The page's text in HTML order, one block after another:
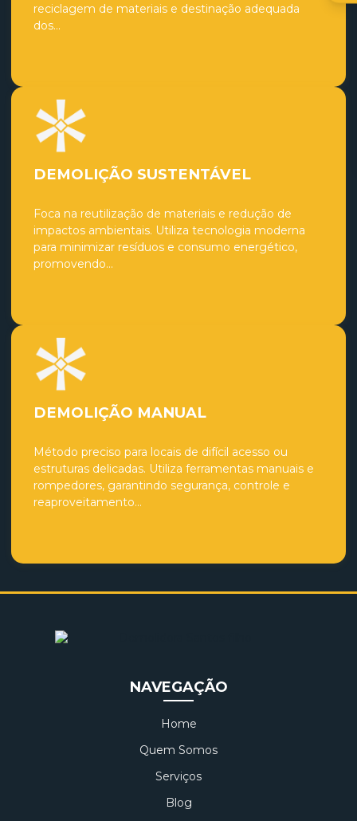
reciclagem de materiais e destinação adequada
dos...
DEMOLIÇÃO SUSTENTÁVEL
Foca na reutilização de materiais e redução de
impactos ambientais. Utiliza tecnologia moderna
para minimizar resíduos e consumo energético,
promovendo...
DEMOLIÇÃO MANUAL
Método preciso para locais de difícil acesso ou
estruturas delicadas. Utiliza ferramentas manuais e
rompedores, garantindo segurança, controle e
reaproveitamento...
NAVEGAÇÃO
Home
Quem Somos
Serviços
Blog